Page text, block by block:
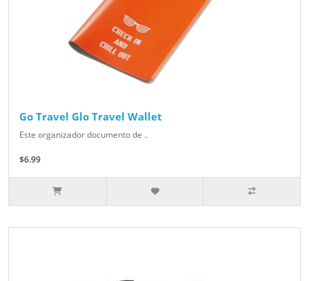
Go Travel Glo Travel Wallet
Este organizador documento de ..
$6.99